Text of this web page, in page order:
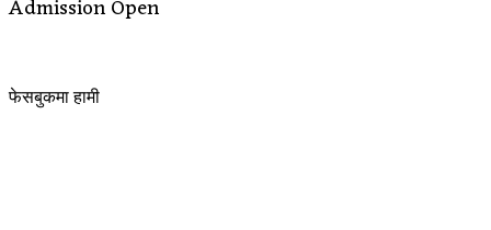
Admission Open
फेसबुकमा हामी